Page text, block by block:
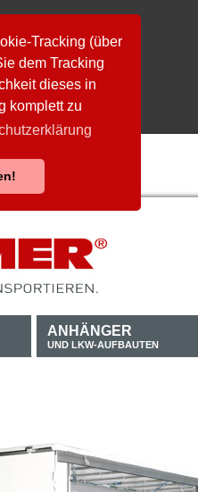
Tracking (über
dem Tracking
dieses in
komplett zu
ANHÄNGER
UND LKW-AUFBAUTEN